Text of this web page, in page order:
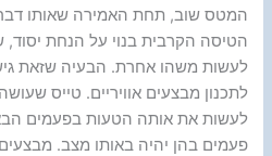
המטס שוב, תחת האמירה שאותו דבר
הטיסה הקרבית בנוי על הנחת
לעשות משהו אחרת. הבעיה שזאת
לתכנון מבצעים אוויריים. טייס
לעשות את אותה הטעות בפעמים
פעמים בהן יהיה באותו מצב.